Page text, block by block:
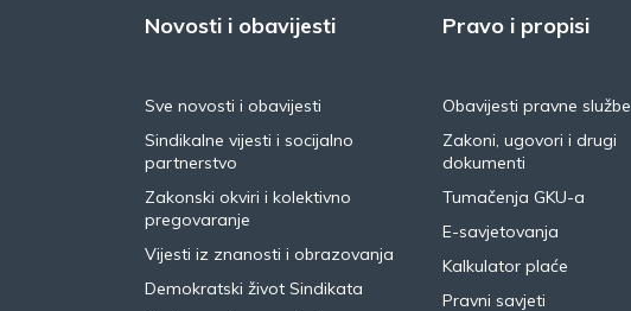
Novosti i obavijesti
Sve novosti i obavijesti
Sindikalne vijesti i socijalno
partnerstvo
Zakonski okviri i kolektivno
pregovaranje
Vijesti iz znanosti i obrazovanja
Demokratski život Sindikata
Pravo i propisi
Obavijesti pravne službe
Zakoni, ugovori i drugi
dokumenti
Tumačenja GKU-a
E-savjetovanja
Kalkulator plaće
Pravni savjeti